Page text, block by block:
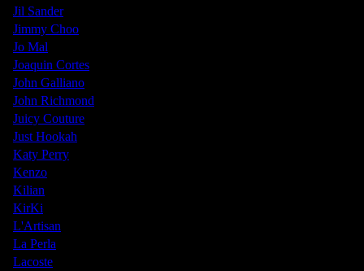
Jil Sander
Jimmy Choo
Jo Mal
Joaquin Cortes
John Galliano
John Richmond
Juicy Couture
Just Hookah
Katy Perry
Kenzo
Kilian
KirKi
L'Artisan
La Perla
Lacoste